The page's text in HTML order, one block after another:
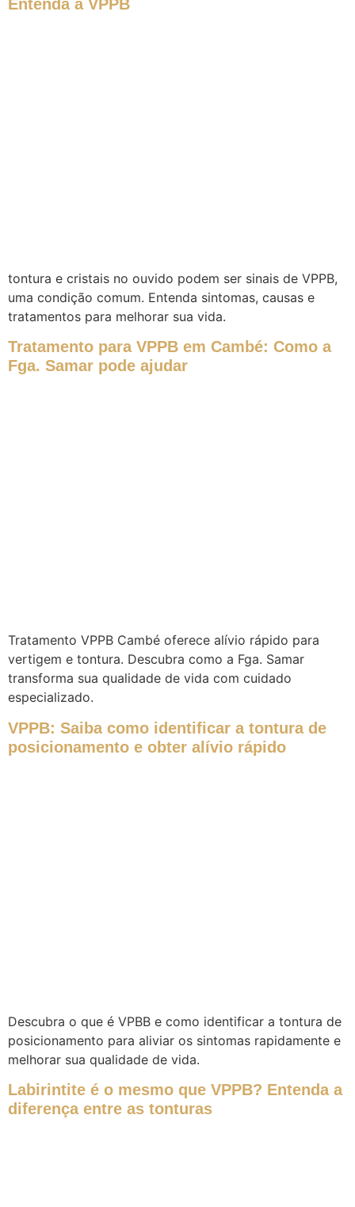
Entenda a VPPB
tontura e cristais no ouvido podem ser sinais de VPPB,
uma condição comum. Entenda sintomas, causas e
tratamentos para melhorar sua vida.
Tratamento para VPPB em Cambé: Como a
Fga. Samar pode ajudar
Tratamento VPPB Cambé oferece alívio rápido para
vertigem e tontura. Descubra como a Fga. Samar
transforma sua qualidade de vida com cuidado
especializado.
VPPB: Saiba como identificar a tontura de
posicionamento e obter alívio rápido
Descubra o que é VPBB e como identificar a tontura de
posicionamento para aliviar os sintomas rapidamente e
melhorar sua qualidade de vida.
Labirintite é o mesmo que VPPB? Entenda a
diferença entre as tonturas